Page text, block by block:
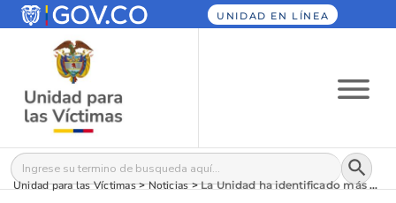
UNIDAD EN LÍNEA
Buscar: Botón
Unidad para las Víctimas>Noticias>La Unidad ha identificado más de 28 mil emprendimientos de Víctimas